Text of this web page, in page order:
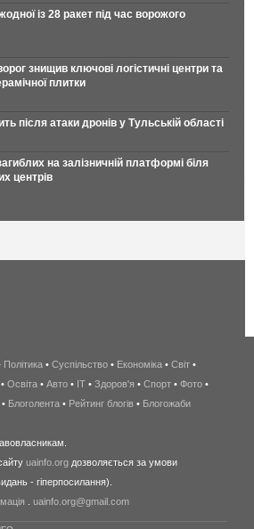
із 28 ракет під час ворожого
знищив ключові логістичні центри та
плитки
після атаки дронів у Тульській області
на залізничній платформі біля
центрів
беспроводной
интернет
киев
wimax
в
Політика • Суспільство • Економіка • Світ •
• Освіта • Авто • IT • Здоров'я • Спорт • Фото •
• Блоголента • Рейтинг блогів • Блогожаби
uainfo.org дозволяється за умови
- гіперпосилання).
uainfo.org@gmail.com